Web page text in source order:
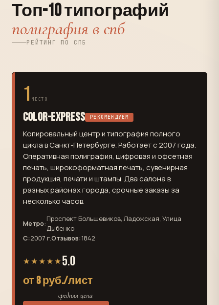
Топ-10 типографий
полиграфия в спб
РЕЙТИНГ ПО СПБ
1 МЕСТО
Color-Express РЕКОМЕНДУЕМ
Копировальный центр и типография полного
цикла в Санкт-Петербурге. Работает с 2007 года.
Оперативная полиграфия, цифровая и офсетная
печать, широкоформатная печать, сувенирная
продукция, печати и штампы. Два салона в
разных районах города, срочные заказы за
несколько часов.
Метро:
Проспект Большевиков, Ладожская, Улица
Дыбенко
С:2007 г.Отзывов:1842
★★★★★ 5.0
от 8 руб./лист
средняя цена